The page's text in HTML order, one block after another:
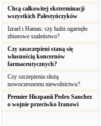
Chcą całkowitej eksterminacji
wszystkich Palestyńczyków
Izrael i Hamas: czy ludzi ogarnęło
zbiorowe szaleństwo?
Czy zaszczepieni staną się
własnością koncernów
farmaceutycznych?
Czy szczepienia służą
nowoczesnemu niewolnictwu?
Premier Hiszpanii Pedro Sanchez
o wojnie przeciwko Iranowi